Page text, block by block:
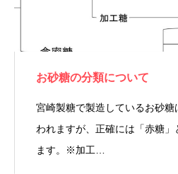
お砂糖の分類について
宮崎製糖で製造しているお砂
われますが、正確には「赤糖」
ます。※加工…